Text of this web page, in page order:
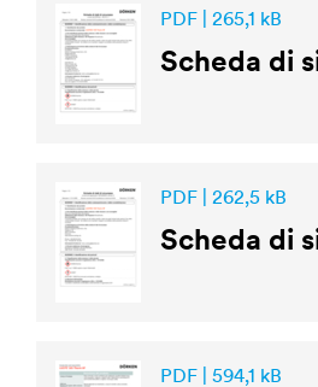
PDF | 265,1 kB
Scheda di
PDF | 262,5 kB
Scheda di
PDF | 594,1 kB